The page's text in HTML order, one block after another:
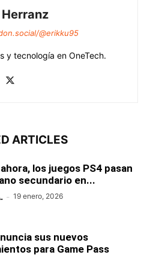
@erikku95
y tecnología en OneTech.
ARTICLES
los juegos PS4 pasan
secundario en...
- 19 enero, 2026
sus nuevos
para Game Pass